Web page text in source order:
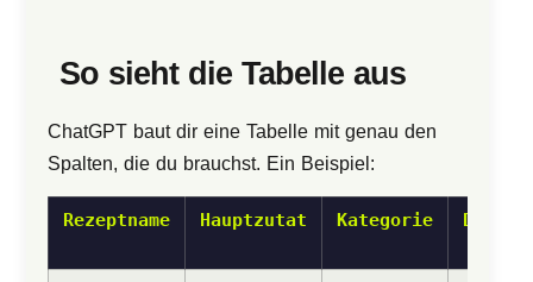
So sieht die Tabelle aus
ChatGPT baut dir eine Tabelle mit genau den
Spalten, die du brauchst. Ein Beispiel:
Rezeptname Hauptzutat Kategorie Dauer